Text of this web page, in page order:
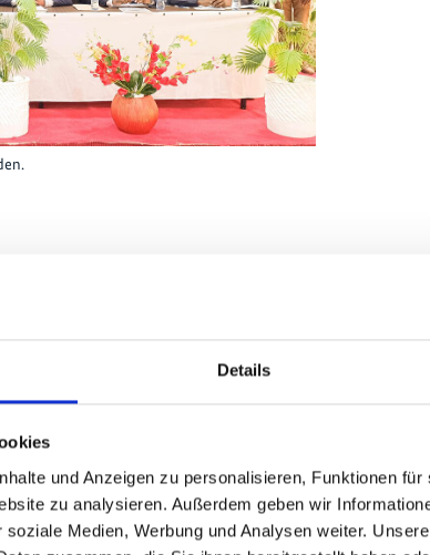
Details
und Anzeigen zu personalisieren, Funktionen
zu analysieren. Außerdem geben wir
Medien, Werbung und Analysen weiter.
drei Berater der Umoja Fisheries
umfassenden
wie sie die veralteten BMU-
klaren Vorher-Nachher-
vor. Das Treffen lieferte
der vorgeschlagenen